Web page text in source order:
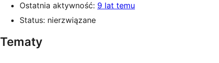
Ostatnia aktywność: 9 lat temu
Status: nierzwiązane
Tematy